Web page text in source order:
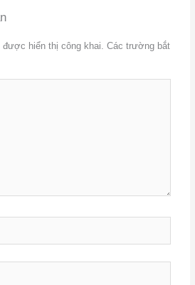
hiển thị công khai.
Các trường bắt